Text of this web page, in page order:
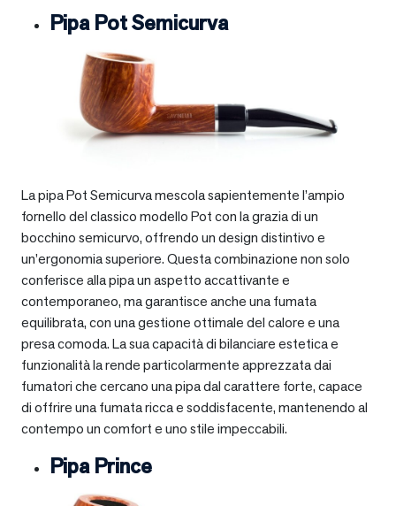
Pipa Pot Semicurva
La pipa Pot Semicurva mescola sapientemente l’ampio
fornello del classico modello Pot con la grazia di un
bocchino semicurvo, offrendo un design distintivo e
un’ergonomia superiore. Questa combinazione non solo
conferisce alla pipa un aspetto accattivante e
contemporaneo, ma garantisce anche una fumata
equilibrata, con una gestione ottimale del calore e una
presa comoda. La sua capacità di bilanciare estetica e
funzionalità la rende particolarmente apprezzata dai
fumatori che cercano una pipa dal carattere forte, capace
di offrire una fumata ricca e soddisfacente, mantenendo al
contempo un comfort e uno stile impeccabili.
Pipa Prince